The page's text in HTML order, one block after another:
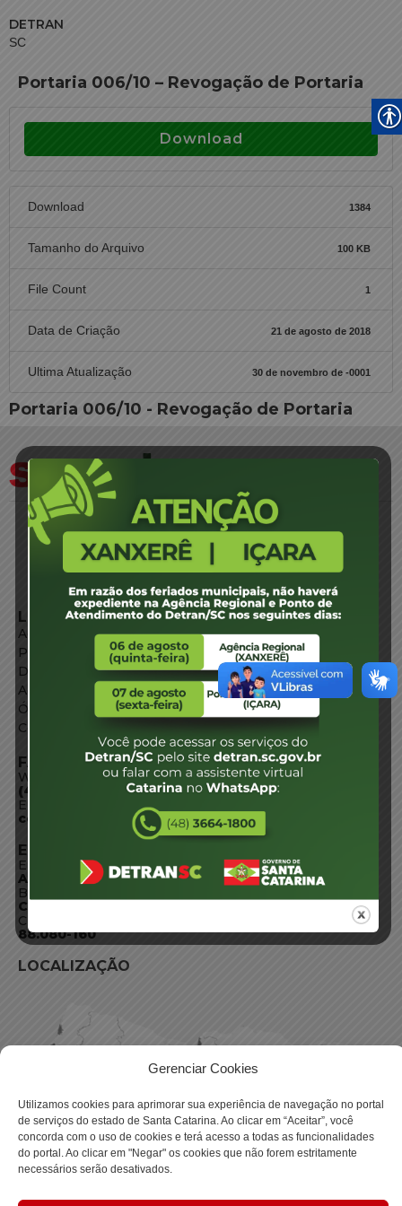
Gerenciar Cookies
Utilizamos cookies para aprimorar sua experiência de navegação no portal
de serviços do estado de Santa Catarina. Ao clicar em “Aceitar”, você
concorda com o uso de cookies e terá acesso a todas as funcionalidades
do portal. Ao clicar em "Negar" os cookies que não forem estritamente
necessários serão desativados.
DETRAN
SC
Portaria 006/10 – Revogação de Portaria
Download
Download 1384
Tamanho do Arquivo 100 KB
File Count 1
Data de Criação 21 de agosto de 2018
Ultima Atualização 30 de novembro de -0001
Portaria 006/10 - Revogação de Portaria
LINKS EXTERNOS
Agência de Notícias
Portal de Serviços
Diário Oficial
Acesso à Informação
Órgãos do Governo
Conheça SC
FALE CONOSCO
WhatsApp:
(48) 3664-1800
E-mail:
centraldeinformacoes@detran.sc.gov.br
ENDEREÇO
Endereço:
Av. Almirante Tamandaré - 480
Bairro:
Coqueiros, Florianópolis SC
CEP:
88.080-160
LOCALIZAÇÃO